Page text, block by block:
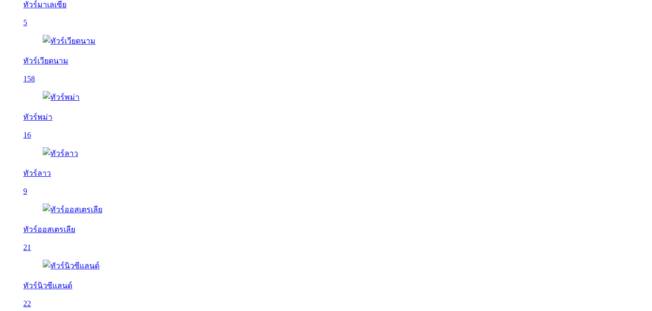
ทัวร์มาเลเซีย
5
ทัวร์เวียดนาม
158
ทัวร์พม่า
16
ทัวร์ลาว
9
ทัวร์ออสเตรเลีย
21
ทัวร์นิวซีแลนด์
22